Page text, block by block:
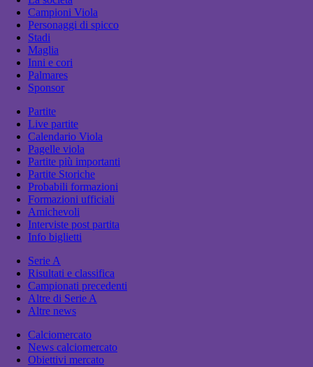
Campioni Viola
Personaggi di spicco
Stadi
Maglia
Inni e cori
Palmares
Sponsor
Partite
Live partite
Calendario Viola
Pagelle viola
Partite più importanti
Partite Storiche
Probabili formazioni
Formazioni ufficiali
Amichevoli
Interviste post partita
Info biglietti
Serie A
Risultati e classifica
Campionati precedenti
Altre di Serie A
Altre news
Calciomercato
News calciomercato
Obiettivi mercato